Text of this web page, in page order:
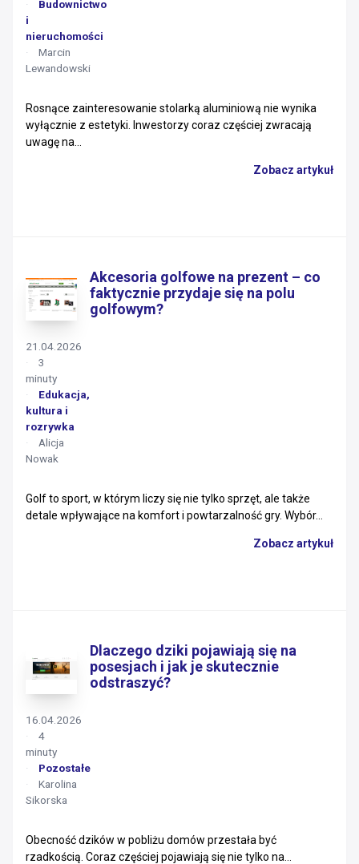
Rosnące zainteresowanie stolarką aluminiową nie wynika
wyłącznie z estetyki. Inwestorzy coraz częściej zwracają
uwagę na...
Zobacz artykuł
Budownictwo
i
nieruchomości
Marcin
Lewandowski
Akcesoria golfowe na prezent – co
faktycznie przydaje się na polu
golfowym?
Golf to sport, w którym liczy się nie tylko sprzęt, ale także
detale wpływające na komfort i powtarzalność gry. Wybór...
Zobacz artykuł
21.04.2026
3
minuty
Edukacja,
kultura i
rozrywka
Alicja
Nowak
Dlaczego dziki pojawiają się na
posesjach i jak je skutecznie
odstraszyć?
Obecność dzików w pobliżu domów przestała być
rzadkością. Coraz częściej pojawiają się nie tylko na...
16.04.2026
4
minuty
Pozostałe
Karolina
Sikorska